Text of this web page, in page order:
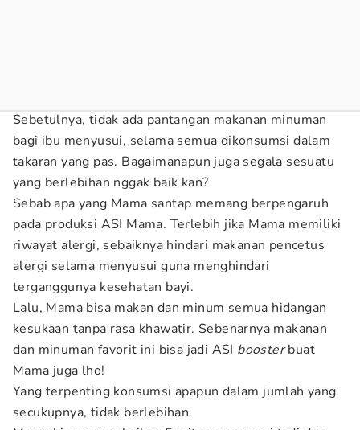
Sebetulnya, tidak ada pantangan makanan minuman
bagi ibu menyusui, selama semua dikonsumsi dalam
takaran yang pas. Bagaimanapun juga segala sesuatu
yang berlebihan nggak baik kan?
Sebab apa yang Mama santap memang berpengaruh
pada produksi ASI Mama. Terlebih jika Mama memiliki
riwayat alergi, sebaiknya hindari makanan pencetus
alergi selama menyusui guna menghindari
terganggunya kesehatan bayi.
Lalu, Mama bisa makan dan minum semua hidangan
kesukaan tanpa rasa khawatir. Sebenarnya makanan
dan minuman favorit ini bisa jadi ASI boosterbuat
Mama juga lho!
Yang terpenting konsumsi apapun dalam jumlah yang
secukupnya, tidak berlebihan.